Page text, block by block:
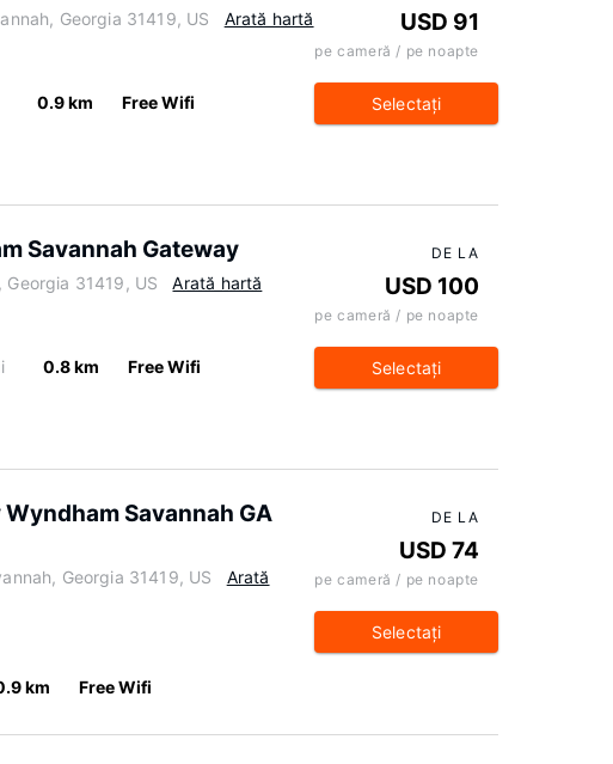
Georgia 31419, US Arată hartă
0.9 km Free Wifi
USD 91
pe cameră / pe noapte
Selectaţi
Savannah Gateway
31419, US Arată hartă
0.8 km Free Wifi
DE LA
USD 100
pe cameră / pe noapte
Selectaţi
Savannah GA
Georgia 31419, US
Arată
km Free Wifi
DE LA
USD 74
pe cameră / pe noapte
Selectaţi